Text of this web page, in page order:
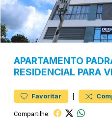
APARTAMENTO
RESIDENCIAL PARA
Favoritar |
Compartilhe: